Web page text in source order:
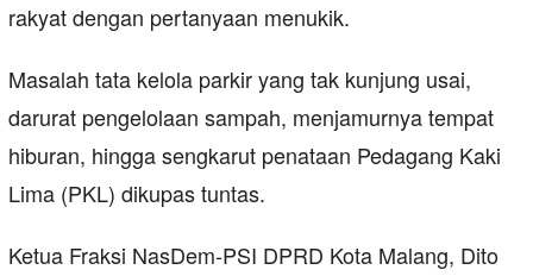
rakyat dengan pertanyaan menukik.
Masalah tata kelola parkir yang tak kunjung usai,
darurat pengelolaan sampah, menjamurnya tempat
hiburan, hingga sengkarut penataan Pedagang Kaki
Lima (PKL) dikupas tuntas.
Ketua Fraksi NasDem-PSI DPRD Kota Malang, Dito